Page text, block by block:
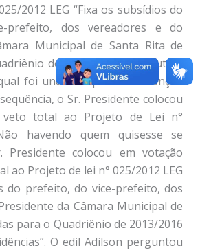
2012 LEG “Fixa os subsídios do
prefeito, dos vereadores e do
Municipal de Santa Rita de
de 2013/2016 e dá outras
foi unânime pela manutenção
o Sr. Presidente colocou
veto total ao Projeto de Lei n°
havendo quem quisesse se
Presidente colocou em votação
ao Projeto de lei n° 025/2012 LEG
do prefeito, do vice-prefeito, dos
da Câmara Municipal de
para o Quadriênio de 2013/2016
O edil Adilson perguntou